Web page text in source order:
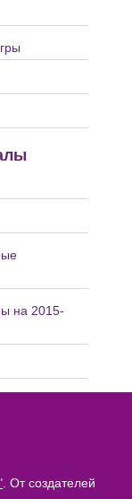
на 2015-
. От создателей